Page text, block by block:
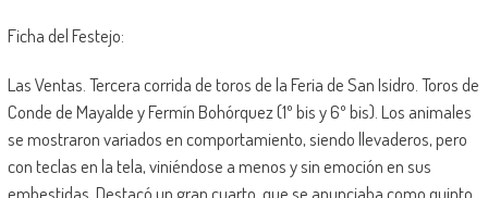
Ficha del Festejo:
Las Ventas. Tercera corrida de toros de la Feria de San Isidro. Toros de
Conde de Mayalde y Fermín Bohórquez (1º bis y 6º bis). Los animales
se mostraron variados en comportamiento, siendo llevaderos, pero
con teclas en la tela, viniéndose a menos y sin emoción en sus
embestidas. Destacó un gran cuarto, que se anunciaba como quinto,